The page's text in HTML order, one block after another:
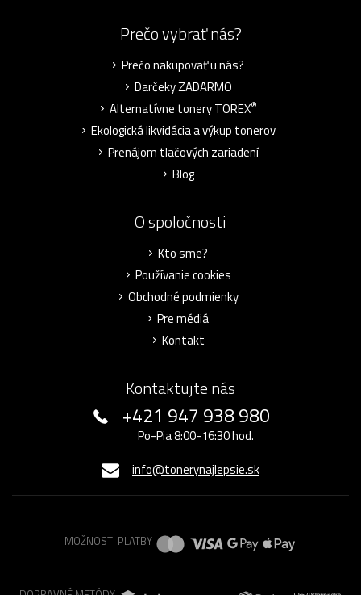
Prečo vybrať nás?
Prečo nakupovať u nás?
Darčeky ZADARMO
Alternatívne tonery TOREX®
Ekologická likvidácia a výkup tonerov
Prenájom tlačových zariadení
Blog
O spoločnosti
Kto sme?
Používanie cookies
Obchodné podmienky
Pre médiá
Kontakt
Kontaktujte nás
+421 947 938 980
Po-Pia 8:00-16:30 hod.
info@tonerynajlepsie.sk
MOŽNOSTI PLATBY